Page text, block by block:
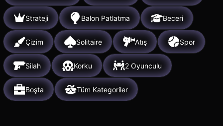
Strateji Balon Patlatma Beceri
Çizim Solitaire Atış Spor
Silah Korku 2 Oyunculu
Boşta Tüm Kategoriler